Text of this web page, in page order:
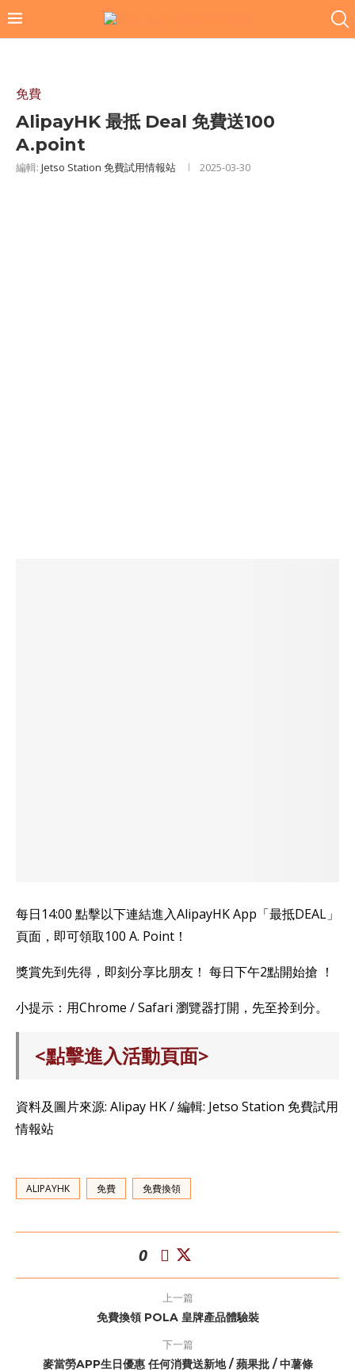
免費
AlipayHK 最抵 Deal 免費送100
A.point
編輯: Jetso Station 免費試用情報站 2025-03-30
每日14:00 點擊以下連結進入AlipayHK App「最抵DEAL」
頁面，即可領取100 A. Point！
獎賞先到先得，即刻分享比朋友！ 每日下午2點開始搶 ！
小提示：用Chrome / Safari 瀏覽器打開，先至拎到分。
<點擊進入活動頁面>
資料及圖片來源: Alipay HK / 編輯: Jetso Station 免費試用
情報站
ALIPAYHK 免費 免費換領
0
上一篇
免費換領 POLA 皇牌產品體驗裝
下一篇
麥當勞APP生日優惠 任何消費送新地 / 蘋果批 / 中薯條